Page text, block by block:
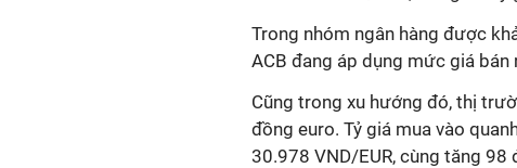
Trong nhóm ngân hàng được
ACB đang áp dụng mức giá bán
Cũng trong xu hướng đó, thị
đồng euro. Tỷ giá mua vào
30.978 VND/EUR, cùng tăng